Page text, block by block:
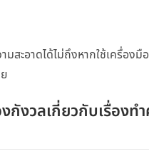
สะอาดได้ไม่ถึงหากใช้เครื่อง
งวลเกี่ยวกับเรื่องท